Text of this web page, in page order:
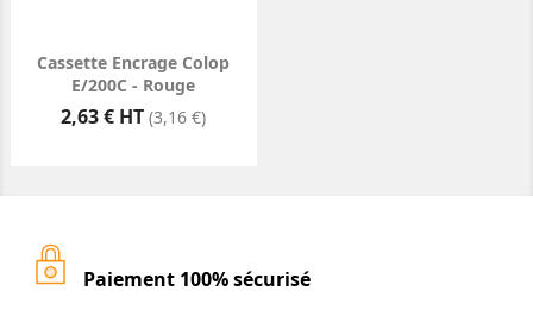
Cassette Encrage Colop
E/200C - Rouge
Prix
2,63 € HT (3,16 €)
Paiement 100% sécurisé